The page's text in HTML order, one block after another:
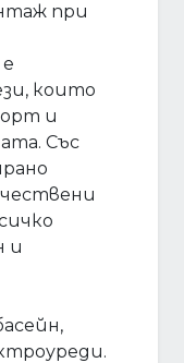
при
които
и
Със
и